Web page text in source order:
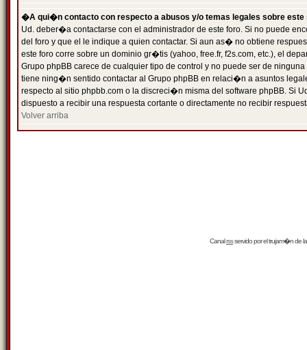
�A qui�n contacto con respecto a abusos y/o temas legales sobre este
Ud. deber�a contactarse con el administrador de este foro. Si no puede
del foro y que el le indique a quien contactar. Si aun as� no obtiene
este foro corre sobre un dominio gr�tis (yahoo, free.fr, f2s.com, etc.), el
Grupo phpBB carece de cualquier tipo de control y no puede ser de
tiene ning�n sentido contactar al Grupo phpBB en relaci�n a asuntos
respecto al sitio phpbb.com o la discreci�n misma del software phpBB. Si
dispuesto a recibir una respuesta cortante o directamente no recibir
Volver arriba
Canalrssservido por eltrujam�nde